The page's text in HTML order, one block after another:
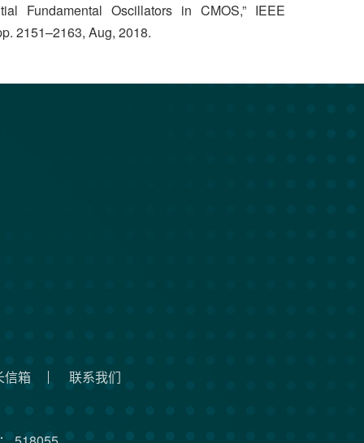
Fundamental Oscillators in CMOS,” IEEE
2151–2163, Aug, 2018.
信箱 联系我们